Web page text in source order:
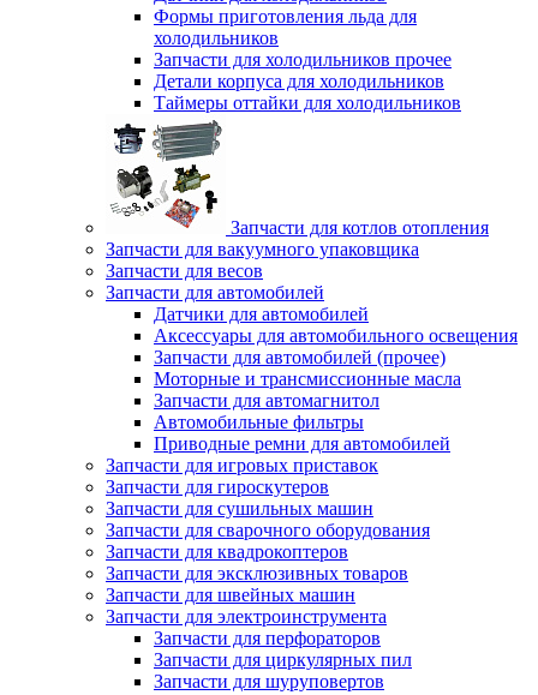
Формы приготовления льда для
холодильников
Запчасти для холодильников прочее
Детали корпуса для холодильников
Таймеры оттайки для холодильников
Запчасти для котлов отопления
Запчасти для вакуумного упаковщика
Запчасти для весов
Запчасти для автомобилей
Датчики для автомобилей
Аксессуары для автомобильного освещения
Запчасти для автомобилей (прочее)
Моторные и трансмиссионные масла
Запчасти для автомагнитол
Автомобильные фильтры
Приводные ремни для автомобилей
Запчасти для игровых приставок
Запчасти для гироскутеров
Запчасти для сушильных машин
Запчасти для сварочного оборудования
Запчасти для квадрокоптеров
Запчасти для эксклюзивных товаров
Запчасти для швейных машин
Запчасти для электроинструмента
Запчасти для перфораторов
Запчасти для циркулярных пил
Запчасти для шуруповертов